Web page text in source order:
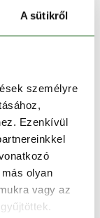
A sütikről
személyre
Ezenkívül
olyan
vagy az